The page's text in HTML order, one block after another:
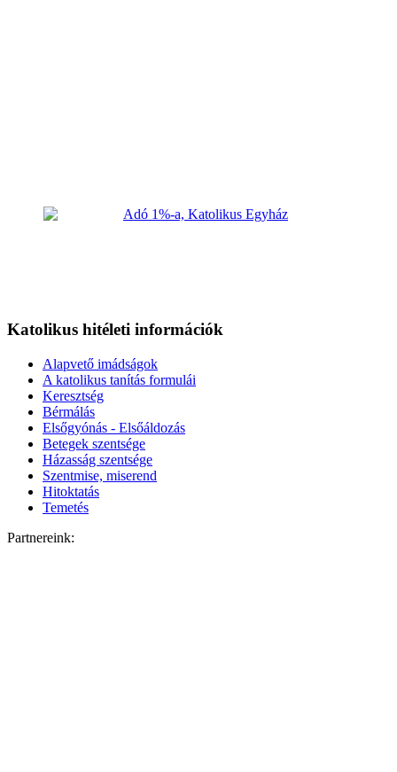
Katolikus hitéleti információk
Alapvető imádságok
A katolikus tanítás formulái
Keresztség
Bérmálás
Elsőgyónás - Elsőáldozás
Betegek szentsége
Házasság szentsége
Szentmise, miserend
Hitoktatás
Temetés
Partnereink: